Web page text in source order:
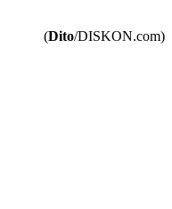
(Dito/DISKON.com)